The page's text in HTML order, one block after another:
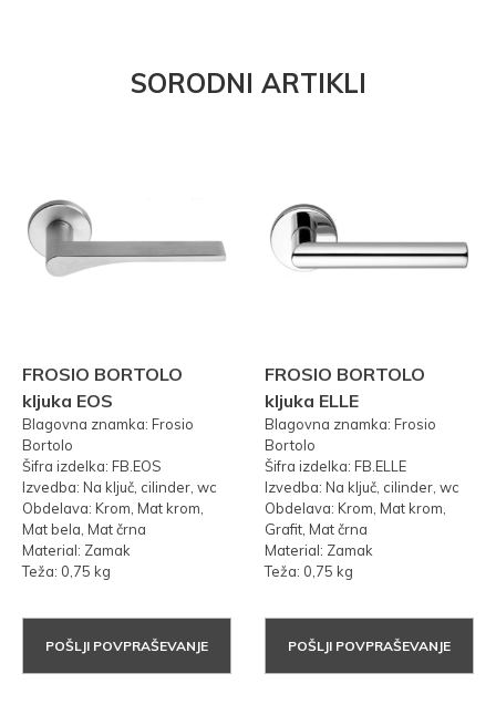
SORODNI ARTIKLI
FROSIO BORTOLO
kljuka EOS
Blagovna znamka: Frosio
Bortolo
Šifra izdelka: FB.EOS
Izvedba: Na ključ, cilinder, wc
Obdelava: Krom, Mat krom,
Mat bela, Mat črna
Material: Zamak
Teža: 0,75 kg
POŠLJI POVPRAŠEVANJE
FROSIO BORTOLO
kljuka ELLE
Blagovna znamka: Frosio
Bortolo
Šifra izdelka: FB.ELLE
Izvedba: Na ključ, cilinder, wc
Obdelava: Krom, Mat krom,
Grafit, Mat črna
Material: Zamak
Teža: 0,75 kg
POŠLJI POVPRAŠEVANJE